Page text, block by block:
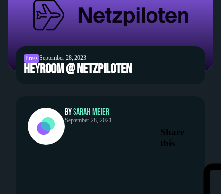
Press September 28, 2023
heyroom @ Netzpiloten
BySarah Meier
September 28, 2023
Share
this